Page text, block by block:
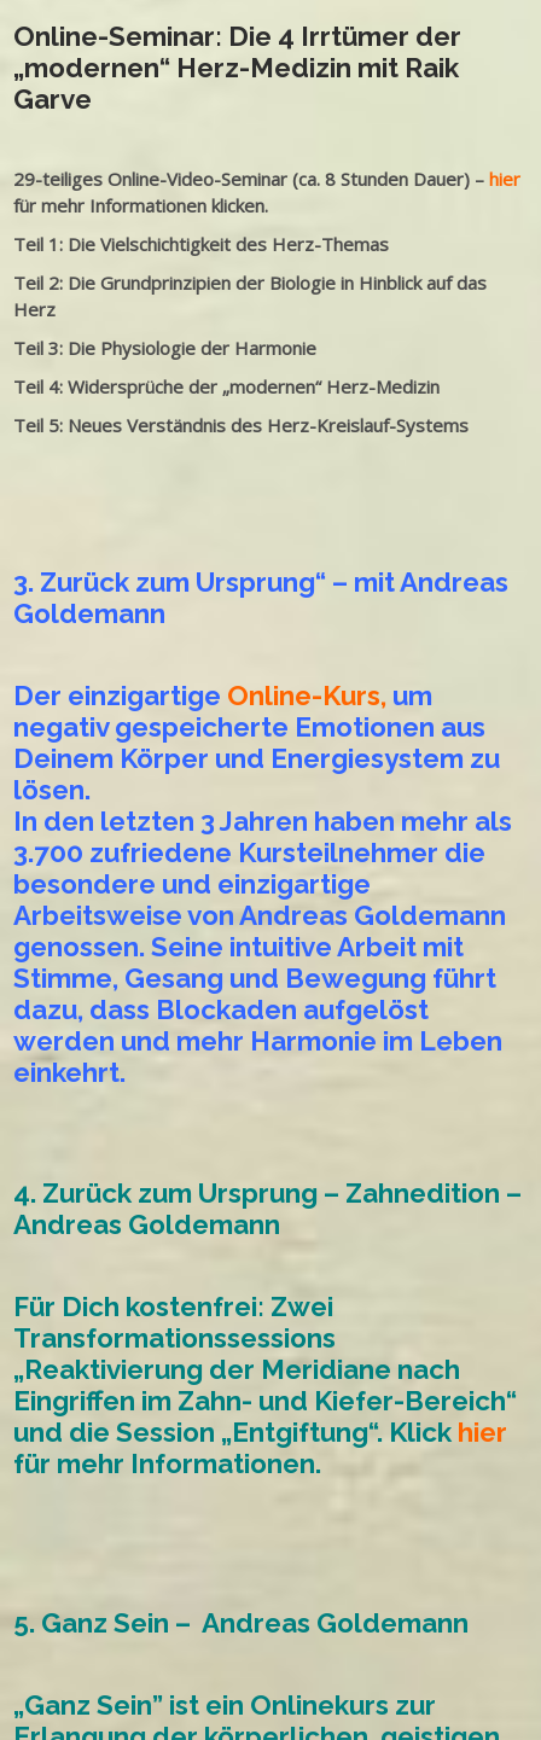
Online-Seminar: Die 4 Irrtümer der
„modernen“ Herz-Medizin mit Raik
Garve
29-teiliges Online-Video-Seminar (ca. 8 Stunden Dauer) –hier
für mehr Informationen klicken.
Teil 1: Die Vielschichtigkeit des Herz-Themas
Teil 2: Die Grundprinzipien der Biologie in Hinblick auf das
Herz
Teil 3: Die Physiologie der Harmonie
Teil 4: Widersprüche der „modernen“ Herz-Medizin
Teil 5: Neues Verständnis des Herz-Kreislauf-Systems
3. Zurück zum Ursprung“ – mit Andreas
Goldemann
Der einzigartige Online-Kurs, um
negativ gespeicherte Emotionen aus
Deinem Körper und Energiesystem zu
lösen.
In den letzten 3 Jahren haben mehr als
3.700 zufriedene Kursteilnehmer die
besondere und einzigartige
Arbeitsweise von Andreas Goldemann
genossen. Seine intuitive Arbeit mit
Stimme, Gesang und Bewegung führt
dazu, dass Blockaden aufgelöst
werden und mehr Harmonie im Leben
einkehrt.
4. Zurück zum Ursprung – Zahnedition –
Andreas Goldemann
Für Dich kostenfrei: Zwei
Transformationssessions
„Reaktivierung der Meridiane nach
Eingriffen im Zahn- und Kiefer-Bereich“
und die Session „Entgiftung“. Klick hier
für mehr Informationen.
5. Ganz Sein – Andreas Goldemann
„Ganz Sein” ist ein Onlinekurs zur